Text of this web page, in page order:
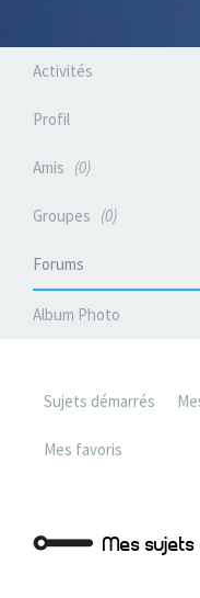
Activités
Profil
Amis 0
Groupes 0
Forums
Album Photo
Sujets démarrés
Mes favoris
Mes sujets